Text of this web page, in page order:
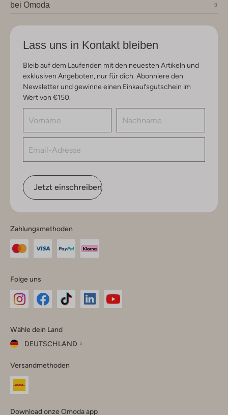
bei Omoda
Lass uns in Kontakt bleiben
Bleib auf dem Laufenden mit den neuesten Artikeln und
exklusiven Angeboten, nur für dich. Abonniere den
Newsletter und gewinne einen Einkaufsgutschein im
Wert von €150.
Jetzt einschreiben
Zahlungsmethoden
Folge uns
Instagram
Facebook
TikTok
Wähle dein Land
DEUTSCHLAND
dein
Land
Versandmethoden
Download onze Omoda app